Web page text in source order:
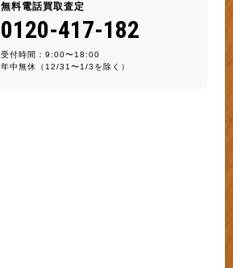
無料電話買取査定
0120-417-182
受付時間：9:00〜18:00
年中無休（12/31〜1/3を除く）